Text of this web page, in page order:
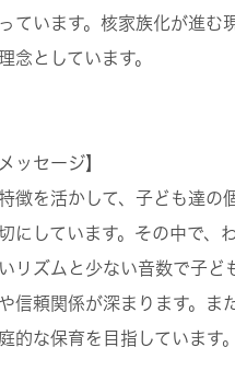
ています。核家族化が進む
念としています。
ッセージ】
徴を活かして、子ども達
にしています。その中で、
リズムと少ない音数で子ど
信頼関係が深まります。ま
的な保育を目指しています